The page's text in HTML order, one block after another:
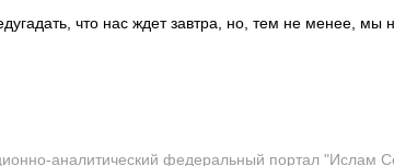
что нас ждет завтра, но, тем не менее,
аналитический федеральный портал "Ислам